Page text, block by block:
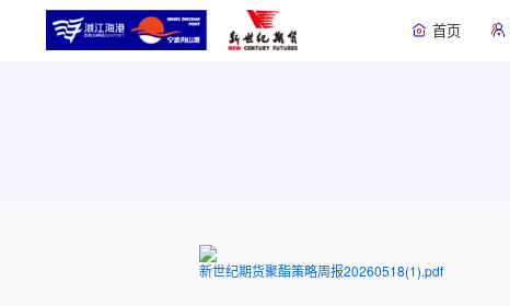
首页
新世纪期货聚酯策略周报20260518(1).pdf